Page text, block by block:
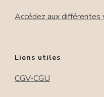
Accédez aux
Liens utiles
CGV-CGU